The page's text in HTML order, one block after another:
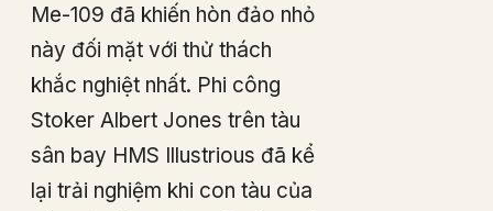
Me-109 đã khiến hòn đảo nhỏ
này đối mặt với thử thách
khắc nghiệt nhất. Phi công
Stoker Albert Jones trên tàu
sân bay HMS Illustrious đã kể
lại trải nghiệm khi con tàu của